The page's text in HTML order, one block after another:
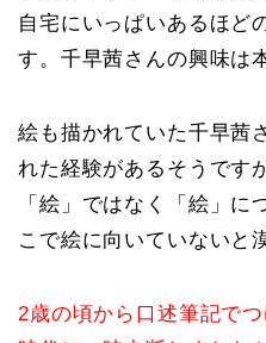
自宅にいっぱいあるほど
す。千早茜さんの興味は
絵も描かれていた千早茜
れた経験があるそうです
「絵」ではなく「絵」に
こで絵に向いていないと
2歳の頃から口述筆記で